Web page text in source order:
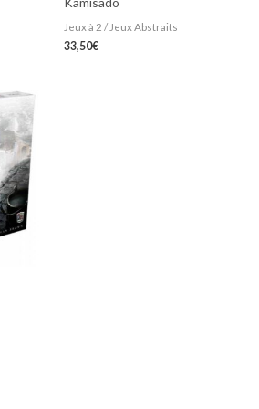
Jeux à 2 / Jeux Abstraits
33,50€